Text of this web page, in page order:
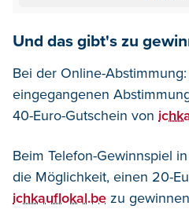
Und das gibt's zu
Bei der Online-
eingegangenen
40-Euro-Gutschein von
Beim Telefon-Gewinnspiel
die Möglichkeit, einen 20-
ichkauflokal.be zu